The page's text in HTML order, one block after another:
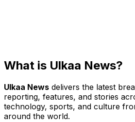
What is Ulkaa News?
Ulkaa News delivers the latest
reporting, features, and stories
technology, sports, and culture
around the world.